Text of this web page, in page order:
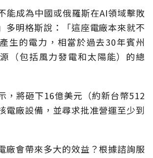
能成為中國或俄羅斯在AI領域擊敗
多明格斯說：「這座電廠本來就不
生的電力，相當於過去30年賓州
（包括風力發電和太陽能）的總
，將砸下16億美元（約新台幣512
電廠設備，並尋求批准營運至少到
廠會帶來多大的效益？根據諮詢服